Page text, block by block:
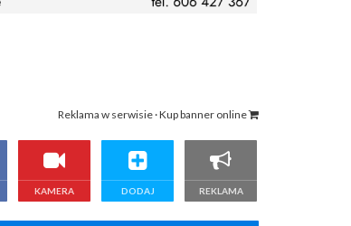
Reklama w serwisie · Kup banner online
KAMERA DODAJ REKLAMA